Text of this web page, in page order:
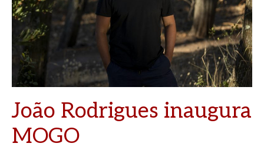
João Rodrigues inaugura
MOGO